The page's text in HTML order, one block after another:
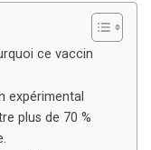
ce vaccin
expérimental
plus de 70 %